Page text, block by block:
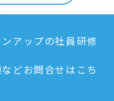
アップの社員研修
どお問合せはこち